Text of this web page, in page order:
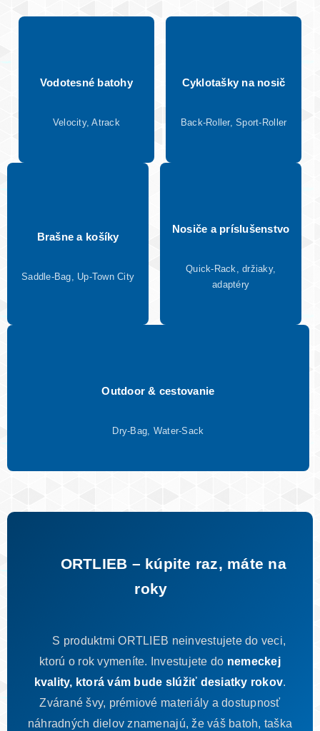
Vodotesné batohy
Velocity, Atrack
Cyklotašky na nosič
Back-Roller, Sport-Roller
Brašne a košíky
Saddle-Bag, Up-Town City
Nosiče a príslušenstvo
Quick-Rack, držiaky,
adaptéry
Outdoor & cestovanie
Dry-Bag, Water-Sack
ORTLIEB – kúpite raz, máte na
roky
S produktmi ORTLIEB neinvestujete do veci,
ktorú o rok vymeníte. Investujete do nemeckej
kvality, ktorá vám bude slúžiť desiatky rokov.
Zvárané švy, prémiové materiály a dostupnosť
náhradných dielov znamenajú, že váš batoh, taška